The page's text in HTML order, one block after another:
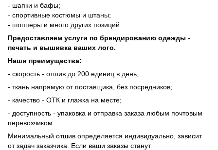
- шапки и бафы;
- спортивные костюмы и штаны;
- шопперы и много других позиций.
Предоставляем услуги по брендированию одежды -
печать и вышивка ваших лого.
Наши преимущества:
- скорость - отшив до 200 единиц в день;
- ткань напрямую от поставщика, без посредников;
- качество - ОТК и глажка на месте;
- доступность - упаковка и отправка заказа любым почтовым
перевозчиком.
Минимальный отшив определяется индивидуально, зависит
от задач заказчика. Если ваши заказы станут